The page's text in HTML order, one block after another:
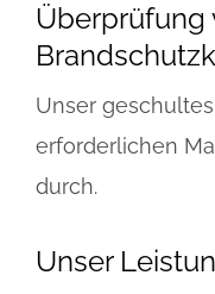
Überprüfung
Unser
erforderlichen
durch.
Unser